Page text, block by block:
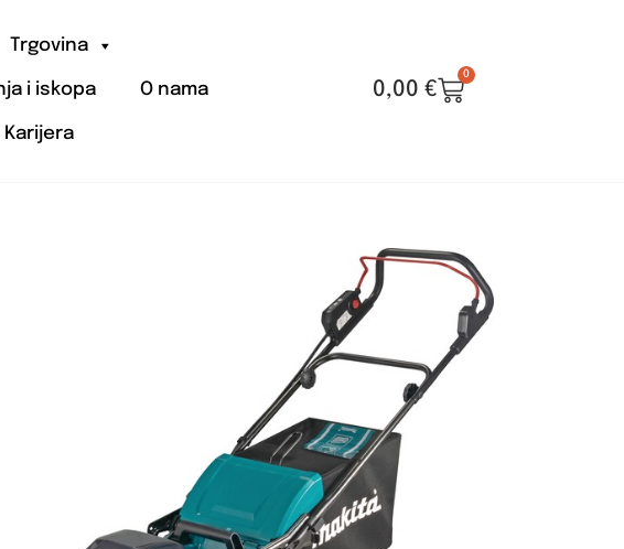
Trgovina
i iskopa O nama
Karijera
0,00 €
0